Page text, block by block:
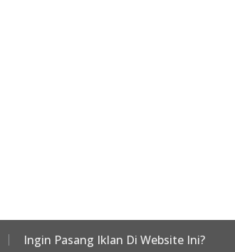
Ingin Pasang Iklan Di Website Ini?